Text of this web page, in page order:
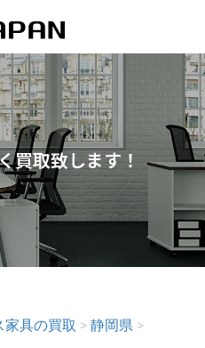
買取致します！
具の買取 > 静岡県 >